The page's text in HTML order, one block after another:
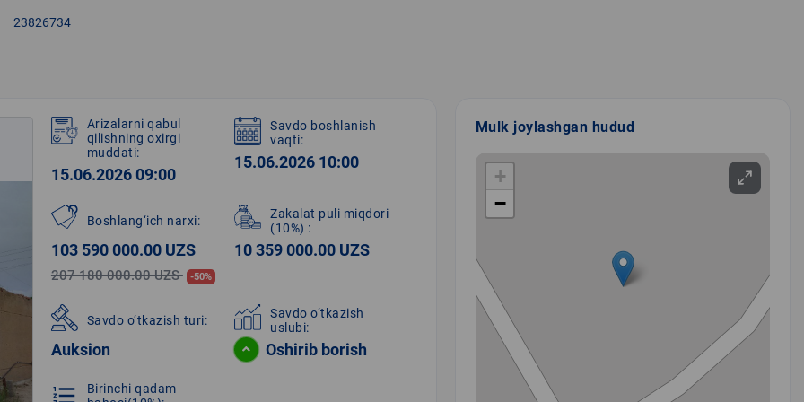
23826734
Arizalarni qabul
qilishning oxirgi
muddati:
15.06.2026 09:00
Savdo boshlanish
vaqti:
15.06.2026 10:00
Boshlang‘ich narxi:
103 590 000.00 UZS
207 180 000.00 UZS -50%
Zakalat puli miqdori
(10%) :
10 359 000.00 UZS
Savdo o‘tkazish turi:
Auksion
Savdo o‘tkazish
uslubi:
Oshirib borish
format_list_numbered
Birinchi qadam
Mulk joylashgan hudud
+
−